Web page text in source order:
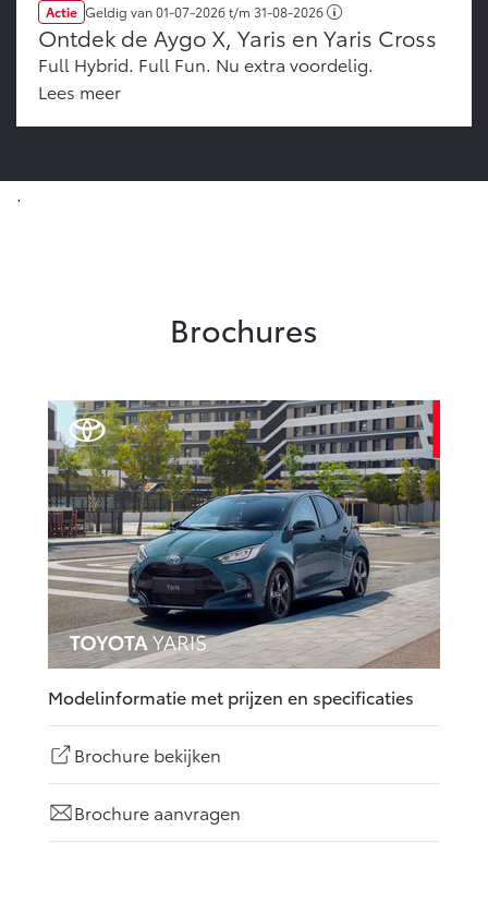
Actie Geldig van01-07-2026t/m 31-08-2026
Ontdek de Aygo X, Yaris en Yaris Cross
Full Hybrid. Full Fun. Nu extra voordelig.
Lees meer
.
Brochures
Modelinformatie met prijzen en specificaties
Brochure bekijken
Brochure aanvragen